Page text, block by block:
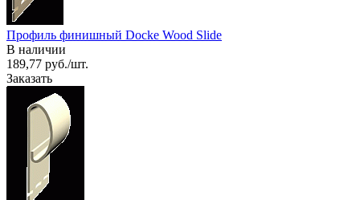
Профиль финишный Docke Wood Slide
В наличии
189,77 руб./шт.
Заказать